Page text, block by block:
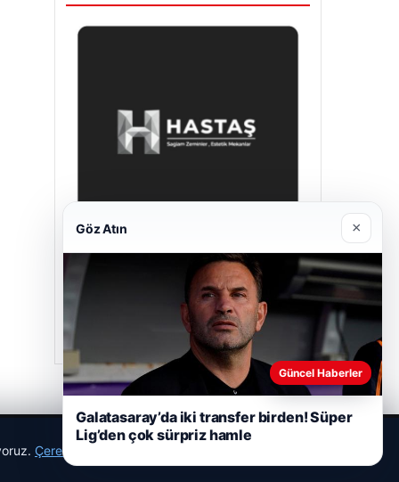
Hastaş Beton
Çerez Politikamız
Göz Atın ×
Güncel Haberler
Galatasaray’da iki transfer birden! Süper
Lig’den çok sürpriz hamle